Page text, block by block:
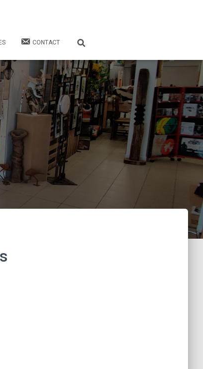
CONTACT